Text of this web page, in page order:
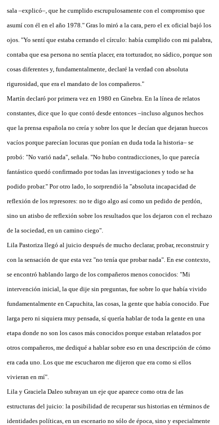
sala –explicó–, que he cumplido escrupulosamente con el compromiso que
asumí con él en el año 1978." Gras lo miró a la cara, pero el ex oficial bajó los
ojos. "Yo sentí que estaba cerrando el círculo: había cumplido con mi palabra,
contaba que esa persona no sentía placer, era torturador, no sádico, porque son
cosas diferentes y, fundamentalmente, declaré la verdad con absoluta
rigurosidad, que era el mandato de los compañeros."
Martín declaró por primera vez en 1980 en Ginebra. En la línea de relatos
constantes, dice que lo que contó desde entonces –incluso algunos hechos
que la prensa española no creía y sobre los que le decían que dejaran huecos
vacíos porque parecían locuras que ponían en duda toda la historia– se
probó: "No varió nada", señala. "No hubo contradicciones, lo que parecía
fantástico quedó confirmado por todas las investigaciones y todo se ha
podido probar." Por otro lado, lo sorprendió la "absoluta incapacidad de
reflexión de los represores: no te digo algo así como un pedido de perdón,
sino un atisbo de reflexión sobre los resultados que los dejaron con el rechazo
de la sociedad, en un camino ciego".
Lila Pastoriza llegó al juicio después de mucho declarar, probar, reconstruir y
con la sensación de que esta vez "no tenía que probar nada". En ese contexto,
se encontró hablando largo de los compañeros menos conocidos: "Mi
intervención inicial, la que dije sin preguntas, fue sobre lo que había vivido
fundamentalmente en Capuchita, las cosas, la gente que había conocido. Fue
larga pero ni siquiera muy pensada, sí quería hablar de toda la gente en una
etapa donde no son los casos más conocidos porque estaban relatados por
otros compañeros, me dediqué a hablar sobre eso en una descripción de cómo
era cada uno. Los que me escucharon me dijeron que era como si ellos
vivieran en mí".
Lila y Graciela Daleo subrayan un eje que aparece como otra de las
estructuras del juicio: la posibilidad de recuperar sus historias en términos de
identidades políticas, en un escenario no sólo de época, sino y especialmente